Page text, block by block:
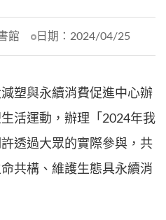
館 日期： 2024/04/25
塑與永續消費促進中心辦
活運動，辦理「2024年我
透過大眾的實際參與，共
共構、維護生態具永續消